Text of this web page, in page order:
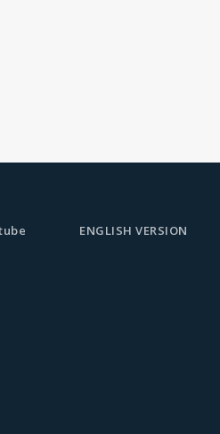
ENGLISH VERSION